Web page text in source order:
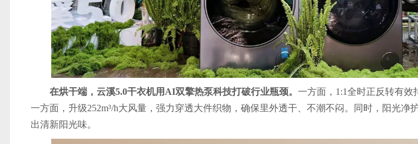
在烘干端，云溪5.0干衣机用AI双擎热泵科技打破行业瓶颈。 一方面，1:1全时正反转有效
一方面，升级252m³/h大风量，强力穿透大件织物，确保里外透干、不潮不闷。同时，阳光净
出清新阳光味。